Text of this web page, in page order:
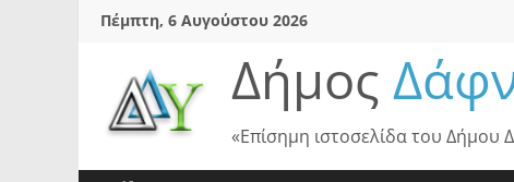
SkipΠέμπτη, 6 Αυγούστου 2026
Δήμος
«Επίσημη ιστοσελίδα του